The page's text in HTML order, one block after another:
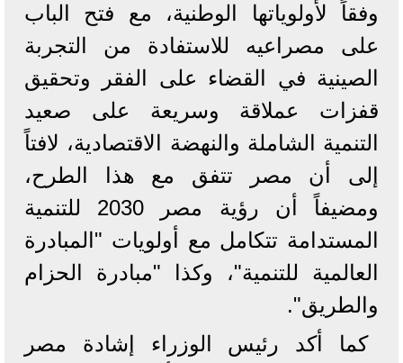
وفقاً لأولوياتها الوطنية، مع فتح الباب
على مصراعيه للاستفادة من التجربة
الصينية في القضاء على الفقر وتحقيق
قفزات عملاقة وسريعة على صعيد
التنمية الشاملة والنهضة الاقتصادية، لافتاً
إلى أن مصر تتفق مع هذا الطرح،
ومضيفاً أن رؤية مصر 2030 للتنمية
المستدامة تتكامل مع أولويات "المبادرة
العالمية للتنمية"، وكذا "مبادرة الحزام
والطريق".
كما أكد رئيس الوزراء إشادة مصر